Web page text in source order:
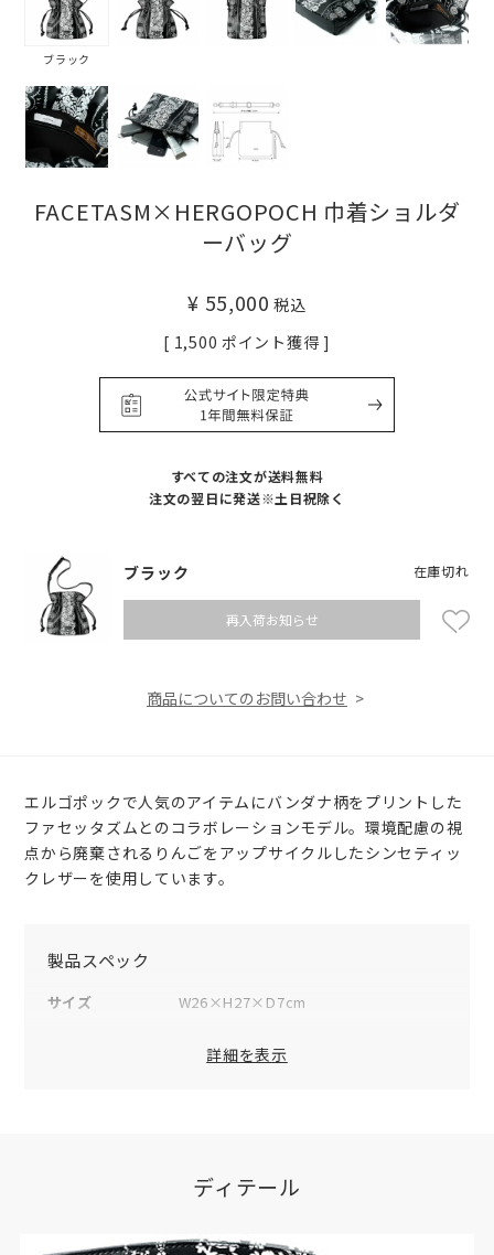
ブラック
FACETASM×HERGOPOCH 巾着ショルダ
ーバッグ
¥ 55,000 税込
[ 1,500 ポイント獲得 ]
すべての注文が送料無料
注文の翌日に発送※土日祝除く
ブラック 在庫切れ
再入荷お知らせ
商品についてのお問い合わせ
エルゴポックで人気のアイテムにバンダナ柄をプリントした
ファセッタズムとのコラボレーションモデル。環境配慮の視
点から廃棄されるりんごをアップサイクルしたシンセティッ
クレザーを使用しています。
製品スペック
サイズ
W26×H27×D7cm
FCS-DS
日本
詳細を表示
ディテール